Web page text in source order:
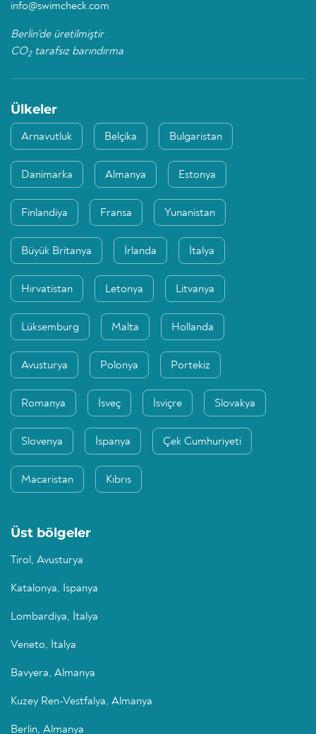
info@swimcheck.com
Berlin'de üretilmiştir
CO2tarafsız barındırma
Ülkeler
Arnavutluk Belçika Bulgaristan
Danimarka Almanya Estonya
Finlandiya Fransa Yunanistan
Büyük Britanya İrlanda İtalya
Hırvatistan Letonya Litvanya
Lüksemburg Malta Hollanda
Avusturya Polonya Portekiz
Romanya İsveç İsviçre Slovakya
Slovenya İspanya Çek Cumhuriyeti
Macaristan Kıbrıs
Üst bölgeler
Tirol, Avusturya
Katalonya, İspanya
Lombardiya, İtalya
Veneto, İtalya
Bavyera, Almanya
Kuzey Ren-Vestfalya, Almanya
Berlin, Almanya